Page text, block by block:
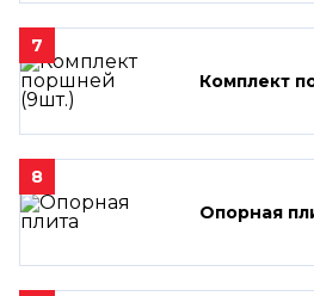
7
Комплект
8
Опорная